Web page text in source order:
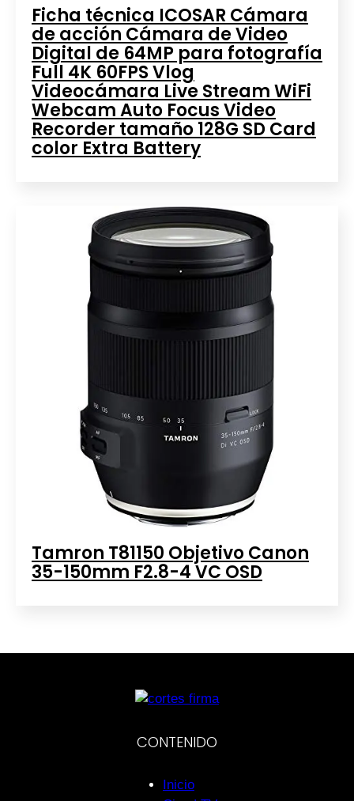
Ficha técnica ICOSAR Cámara
de acción Cámara de Video
Digital de 64MP para fotografía
Full 4K 60FPS Vlog
Videocámara Live Stream WiFi
Webcam Auto Focus Video
Recorder tamaño 128G SD Card
color Extra Battery
Tamron T81150 Objetivo Canon
35-150mm F2.8-4 VC OSD
CONTENIDO
Inicio